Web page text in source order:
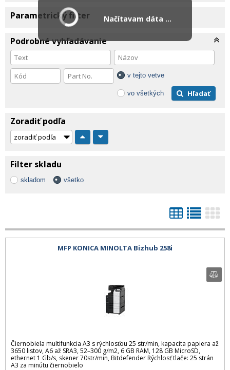
Parametrický filter
Podrobné vyhľadávanie
v tejto vetve
vo všetkých Hľadať
Zoradiť podľa
Filter skladu
skladom všetko
MFP KONICA MINOLTA Bizhub 258i
Čiernobiela multifunkcia A3 s rýchlosťou 25 str/min, kapacita papiera až
3650 listov, A6 až SRA3, 52–300 g/m2, 6 GB RAM, 128 GB MicroSD,
ethernet 1 Gb/s, skener 70str/min, Bitdefender Rýchlosť tlače: 25 strán
A3 za minútu čiernobielo
Načítavam dáta ...